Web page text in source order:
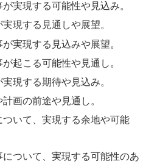
実現する可能性や見込み。
現する見通しや展望。
実現する見込みや展望。
起こる可能性や見通し。
現する期待や見込み。
画の前途や見通し。
いて、実現する余地や可能
について、実現する可能性のあ